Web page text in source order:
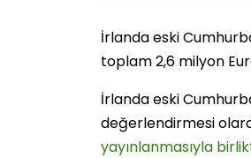
İrlanda eski
toplam 2,6 milyon
İrlanda eski
değerlendirmesi
yayınlanmasıyla